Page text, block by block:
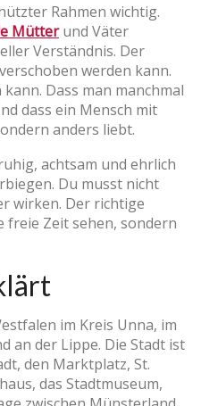
Rahmen wichtig.
Mütterund Väter
Verständnis. Der
werden kann.
Dass man manchmal
dass ein Mensch mit
anders liebt.
achtsam und ehrlich
Du musst nicht
wirken. Der richtige
freie Zeit sehen, sondern
im Kreis Unna, im
an der Lippe. Die Stadt ist
den Marktplatz, St.
das Stadtmuseum,